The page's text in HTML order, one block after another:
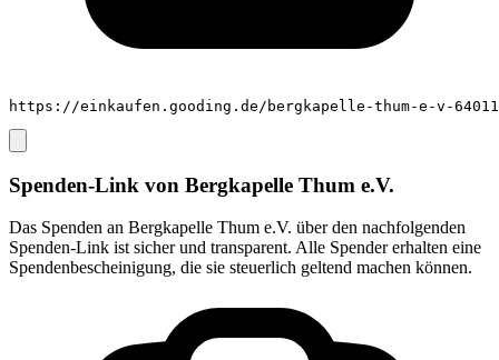
https://einkaufen.gooding.de/bergkapelle-thum-e-v-64011
Spenden-Link von Bergkapelle Thum e.V.
Das Spenden an Bergkapelle Thum e.V. über den nachfolgenden
Spenden-Link ist sicher und transparent. Alle Spender erhalten eine
Spendenbescheinigung, die sie steuerlich geltend machen können.